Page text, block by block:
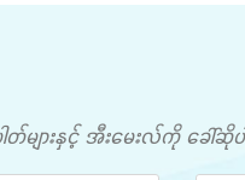
များနှင့် အီးမေးလ်ကို ခေါ်ဆိုပ